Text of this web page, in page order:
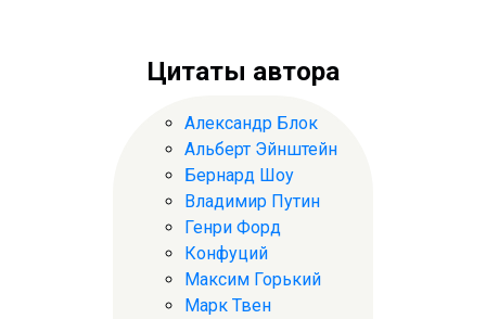
Цитаты автора
Александр Блок
Альберт Эйнштейн
Бернард Шоу
Владимир Путин
Генри Форд
Конфуций
Максим Горький
Марк Твен